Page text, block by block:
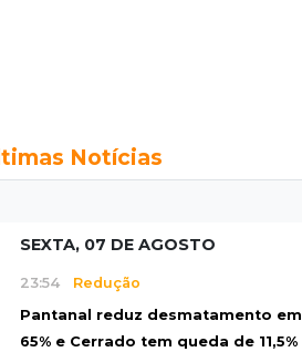
Notícias
SEXTA, 07 DE AGOSTO
23:54 Redução
Pantanal reduz desmatamento em
65% e Cerrado tem queda de 11,5%